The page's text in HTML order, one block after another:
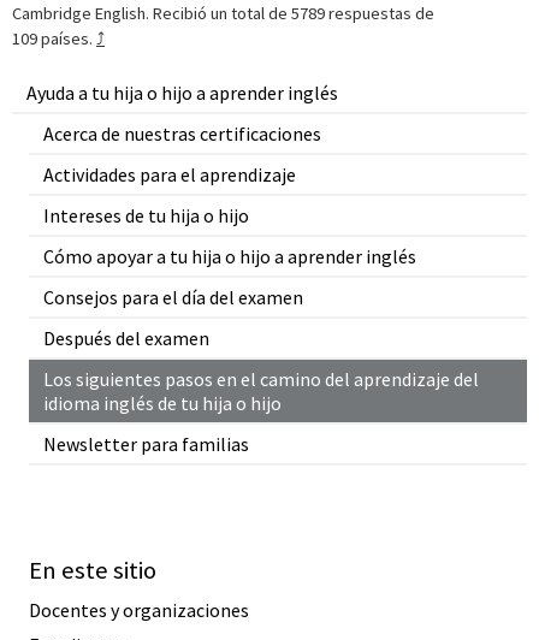
Ayuda a tu hija o hijo a aprender inglés
Acerca de nuestras certificaciones
Actividades para el aprendizaje
Intereses de tu hija o hijo
Cómo apoyar a tu hija o hijo a aprender inglés
Consejos para el día del examen
Después del examen
Los siguientes pasos en el camino del aprendizaje del
idioma inglés de tu hija o hijo
Newsletter para familias
Cambridge English. Recibió un total de 5789 respuestas de
109 países. ⤴
En este sitio
Docentes y organizaciones